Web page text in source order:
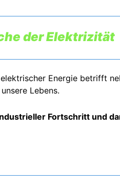
der Elektrizität
Energie betrifft
Lebens.
Fortschritt und